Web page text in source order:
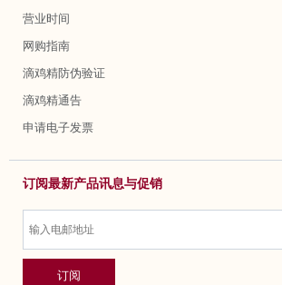
营业时间
网购指南
滴鸡精防伪验证
滴鸡精通告
申请电子发票
订阅最新产品讯息与促销